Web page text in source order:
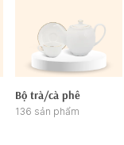
Bộ trà/cà phê
136 sản phẩm